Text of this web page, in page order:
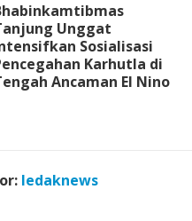
Unggat
Sosialisasi
Karhutla di
Ancaman El Nino
ledaknews